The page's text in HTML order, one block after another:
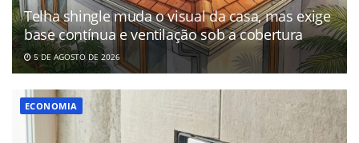
Telha shingle muda o visual da casa, mas exige
base contínua e ventilação sob a cobertura
5 DE AGOSTO DE 2026
ECONOMIA